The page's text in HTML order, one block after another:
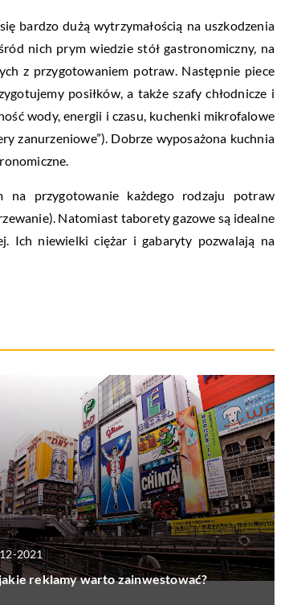
bardzo dużą wytrzymałością na uszkodzenia
nich prym wiedzie stół gastronomiczny, na
z przygotowaniem potraw. Następnie piece
posiłków, a także szafy chłodnicze i
wody, energii i czasu, kuchenki mikrofalowe
zanurzeniowe”). Dobrze wyposażona kuchnia
na przygotowanie każdego rodzaju potraw
Natomiast taborety gazowe są idealne
Ich niewielki ciężar i gabaryty pozwalają na
2021
reklamy warto zainwestować?